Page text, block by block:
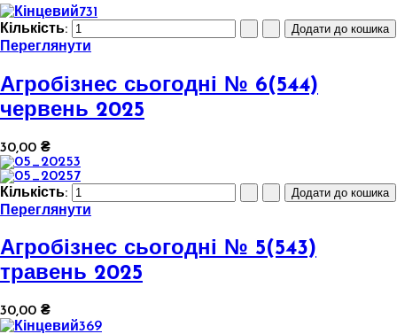
Кількість:
Переглянути
Агробізнес сьогодні № 6(544)
червень 2025
30,00 ₴
Кількість:
Переглянути
Агробізнес сьогодні № 5(543)
травень 2025
30,00 ₴